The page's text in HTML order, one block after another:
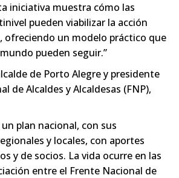
iniciativa muestra cómo las
pueden viabilizar la acción
ofreciendo un modelo práctico que
pueden seguir.”
de Porto Alegre y presidente
de Alcaldes y Alcaldesas (FNP),
plan nacional, con sus
y locales, con aportes
y de socios. La vida ocurre en las
entre el Frente Nacional de